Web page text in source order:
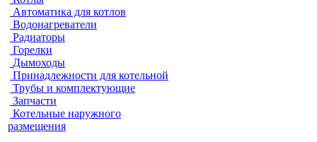
Автоматика для котлов
Водонагреватели
Радиаторы
Горелки
Дымоходы
Принадлежности для котельной
Трубы и комплектующие
Запчасти
Котельные наружного
размещения